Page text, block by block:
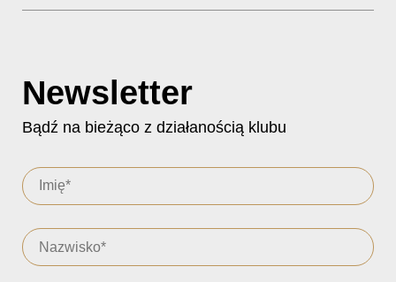
Newsletter
Bądź na bieżąco z działanością klubu